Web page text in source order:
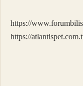
https://
https://